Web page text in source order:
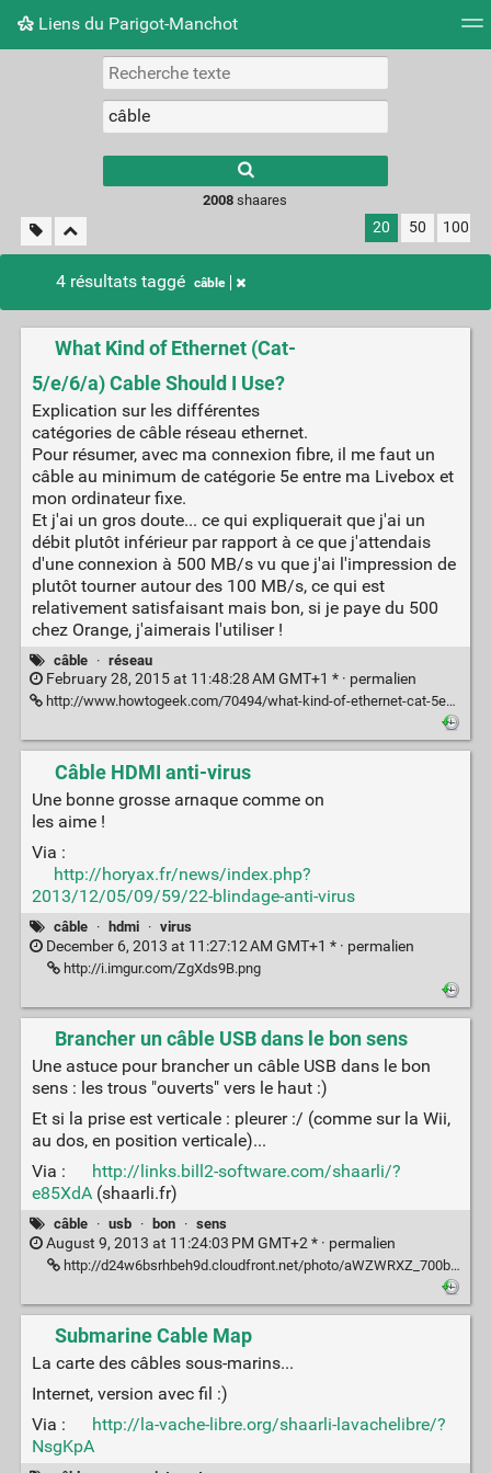
Liens du Parigot-Manchot
Nuage de tags Mur d'images
2008 shaares
20 50 100
4 résultats taggé câble
What Kind of Ethernet (Cat-
5/e/6/a) Cable Should I Use?
Explication sur les différentes
catégories de câble réseau ethernet.
Pour résumer, avec ma connexion fibre, il me faut un
câble au minimum de catégorie 5e entre ma Livebox et
mon ordinateur fixe.
Et j'ai un gros doute... ce qui expliquerait que j'ai un
débit plutôt inférieur par rapport à ce que j'attendais
d'une connexion à 500 MB/s vu que j'ai l'impression de
plutôt tourner autour des 100 MB/s, ce qui est
relativement satisfaisant mais bon, si je paye du 500
chez Orange, j'aimerais l'utiliser !
câble · réseau
February 28, 2015 at 11:48:28 AM GMT+1 * · permalien
http://www.howtogeek.com/70494/what-kind-of-ethernet-cat-5e6a-cable-should-i-use/
Câble HDMI anti-virus
Une bonne grosse arnaque comme on
les aime !
Via :
http://horyax.fr/news/index.php?
2013/12/05/09/59/22-blindage-anti-virus
câble · hdmi · virus
December 6, 2013 at 11:27:12 AM GMT+1 * · permalien
http://i.imgur.com/ZgXds9B.png
Brancher un câble USB dans le bon sens
Une astuce pour brancher un câble USB dans le bon
sens : les trous "ouverts" vers le haut :)
Et si la prise est verticale : pleurer :/ (comme sur la Wii,
au dos, en position verticale)...
Via :
http://links.bill2-software.com/shaarli/?
e85XdA(shaarli.fr)
câble · usb · bon · sens
August 9, 2013 at 11:24:03 PM GMT+2 * · permalien
http://d24w6bsrhbeh9d.cloudfront.net/photo/aWZWRXZ_700b.jpg
Submarine Cable Map
La carte des câbles sous-marins...
Internet, version avec fil :)
Via :
http://la-vache-libre.org/shaarli-lavachelibre/?
NsgKpA